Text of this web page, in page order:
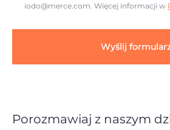
iodo@merce.com . Więcej informacji w
Wyślij
Porozmawiaj z naszym